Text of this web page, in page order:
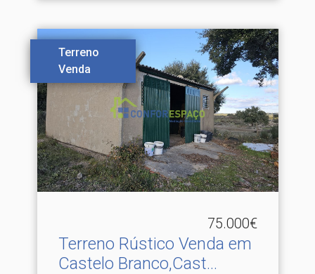
Terreno
Venda
75.000€
Terreno Rústico Venda em
Castelo Branco,Cast.​..